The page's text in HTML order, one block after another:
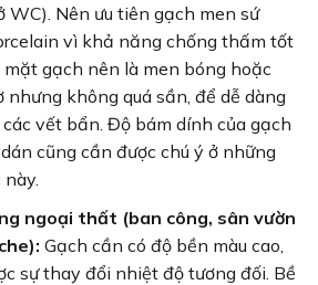
WC). Nên ưu tiên gạch men sứ
vì khả năng chống thấm tốt
mặt gạch nên là men bóng hoặc
nhưng không quá sần, để dễ dàng
các vết bẩn. Độ bám dính của gạch
cũng cần được chú ý ở những
ngoại thất (ban công, sân vườn
Gạch cần có độ bền màu cao,
sự thay đổi nhiệt độ tương đối. Bề